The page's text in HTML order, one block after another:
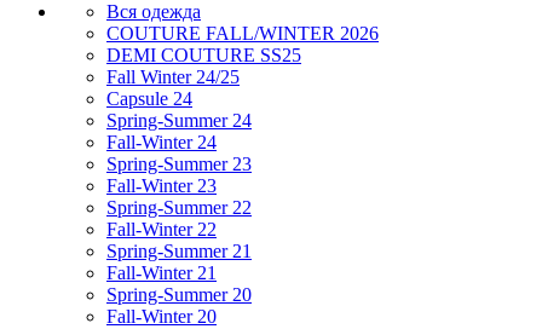
Вся одежда
COUTURE FALL/WINTER 2026
DEMI COUTURE SS25
Fall Winter 24/25
Capsule 24
Spring-Summer 24
Fall-Winter 24
Spring-Summer 23
Fall-Winter 23
Spring-Summer 22
Fall-Winter 22
Spring-Summer 21
Fall-Winter 21
Spring-Summer 20
Fall-Winter 20